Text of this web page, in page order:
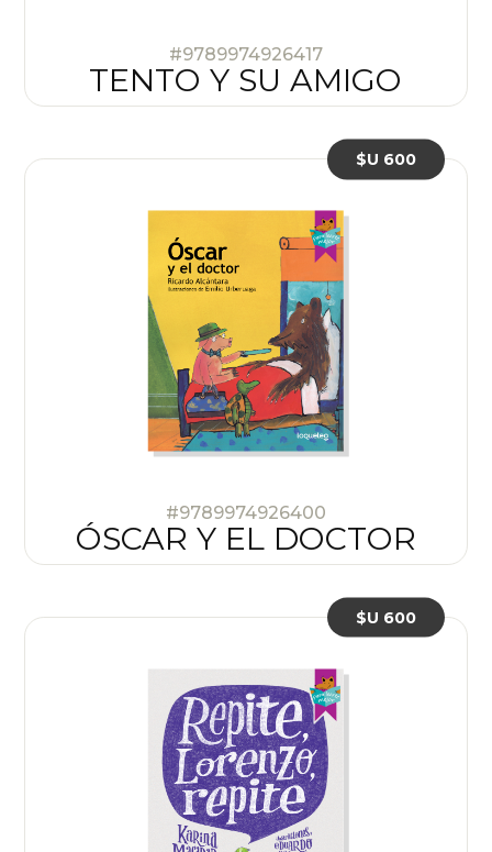
#9789974926417
TENTO Y SU AMIGO
#9789974926400
ÓSCAR Y EL DOCTOR
$U 600
$U 600